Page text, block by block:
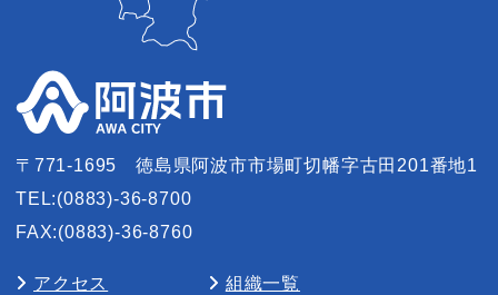
〒771-1695
徳島県阿波市市場町切幡字古田201番地1
TEL:(0883)-36-8700
FAX:(0883)-36-8760
アクセス 組織一覧